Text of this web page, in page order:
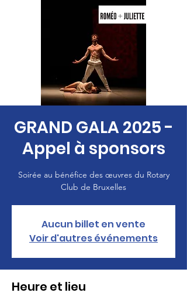
GRAND GALA 2025 -
Appel à sponsors
Soirée au bénéfice des œuvres du Rotary
Club de Bruxelles
Aucun billet en vente
Voir d'autres événements
Heure et lieu